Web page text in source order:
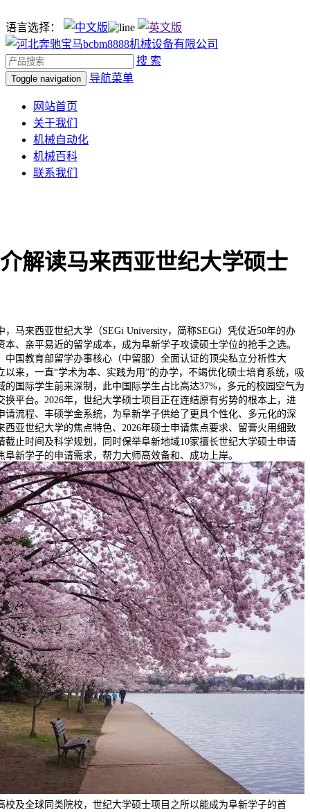
语言选择：
搜 索
Toggle navigation 导航菜单
网站首页
关于我们
机械自动化
机械百科
联系我们
解读马来西亚世纪大学硕士
来西亚世纪大学（SEGi University，简称SEGi）凭仗近50年的办
、亲平易近的留学成本，成为阜新学子攻读硕士学位的抢手之选。
中国教育部留学办事核心（中留服）全面认证的顶尖私立分析性大
以来，一直“学术为本、实践为用”的办学，不竭优化硕士培育系统，吸
的国际学生前来深制，此中国际学生占比高达37%，多元的校园空气为
换平台。2026年，世纪大学硕士项目正在连结原有劣势的根本上，进
请流程、丰硕学金系统，为阜新学子供给了更具个性化、多元化的深
西亚世纪大学的焦点特色、2026年硕士申请焦点要求、留膏火用细致
截止时间及科学规划，同时保举阜新地域10家擅长世纪大学硕士申请
新学子的申请需求，帮力大师高效备和、成功上岸。
校及全球同类院校，世纪大学硕士项目之所以能成为阜新学子的首